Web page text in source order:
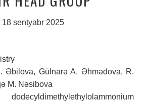
18 sentyabr 2025
Əbilova, Gülnarə A. Əhmədova, R.
M. Nəsibova
dodecyldimethylethylolammonium